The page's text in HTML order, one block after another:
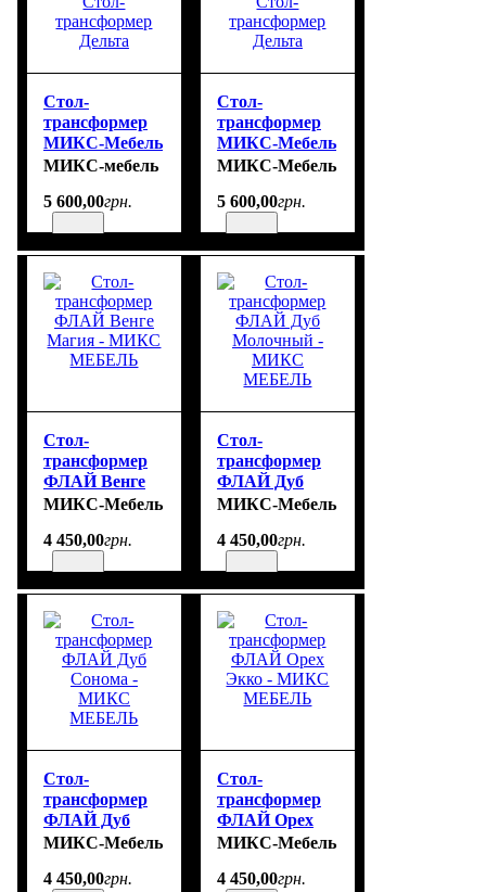
Стол-
трансформер
МИКС-Мебель
Стол-
Дельта
МИКС-мебель
5 600,00грн.
Стол-
трансформер
МИКС-Мебель
Стол-
Дельта
МИКС-Мебель
5 600,00грн.
Стол-
трансформер
ФЛАЙ Венге
Магия - МИКС
МИКС-Мебель
4 450,00грн.
Стол-
трансформер
ФЛАЙ Дуб
Молочный -
МЕБЕЛЬ
МИКС-Мебель
4 450,00грн.
Стол-
трансформер
ФЛАЙ Дуб
Сонома -
МЕБЕЛЬ
МИКС-Мебель
4 450,00грн.
Стол-
трансформер
ФЛАЙ Орех
Экко - МИКС
МИКС-Мебель
4 450,00грн.